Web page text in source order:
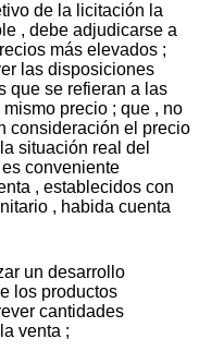
de la licitación la
, debe adjudicarse a
más elevados ;
las disposiciones
que se refieran a las
precio ; que , no
consideración el precio
situación real del
conveniente
, establecidos con
, habida cuenta
un desarrollo
los productos
cantidades
venta ;